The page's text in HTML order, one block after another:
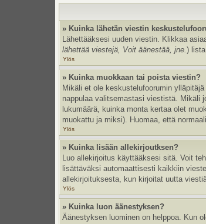
» Kuinka lähetän viestin
Lähettääksesi uuden viestin. Klikkaa
lähettää viestejä, Voit äänestää, jne.)
Ylös
» Kuinka muokkaan tai poista viestin?
Mikäli et ole keskustelufoorumin
nappulaa valitsemastasi viestistä. Mikäli
lukumäärä, kuinka monta kertaa olet
muokattu ja miksi). Huomaa, että
Ylös
» Kuinka lisään allekirjoutksen?
Luo allekirjoitus käyttääksesi sitä. Voit
lisättäväksi automaattisesti kaikkiin
allekirjoituksesta, kun kirjoitat uutta
Ylös
» Kuinka luon äänestyksen?
Äänestyksen luominen on helppoa. Kun